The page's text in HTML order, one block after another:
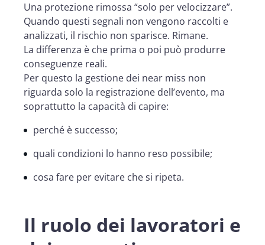
Una protezione rimossa “solo per velocizzare”.
Quando questi segnali non vengono raccolti e
analizzati, il rischio non sparisce. Rimane.
La differenza è che prima o poi può produrre
conseguenze reali.
Per questo la gestione dei near miss non
riguarda solo la registrazione dell’evento, ma
soprattutto la capacità di capire:
perché è successo;
quali condizioni lo hanno reso possibile;
cosa fare per evitare che si ripeta.
Il ruolo dei lavoratori e